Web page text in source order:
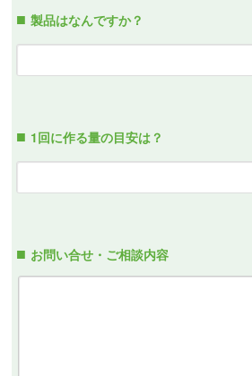
製品はなんですか？
1回に作る量の目安は？
お問い合せ・ご相談内容